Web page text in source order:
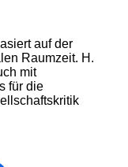
auf der
Raumzeit. H.
mit
für die